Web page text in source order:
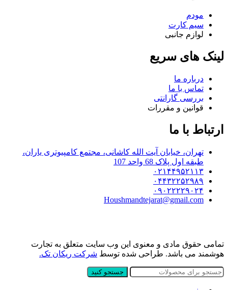
مودم
سیم کارت
لوازم جانبی
لینک های سریع
درباره ما
تماس با ما
بررسی گارانتی
قوانین و مقررات
ارتباط با ما
تهران، خیابان آیت الله کاشانی، مجتمع کامپیوتری یاران،
طبقه اول پلاک 68 واحد 107
۰۲۱۴۴۹۵۲۱۱۳
۰۴۴۳۲۲۵۲۹۸۹
۰۹۰۲۲۲۲۹۰۲۴
Houshmandtejarat@gmail.com
تمامی حقوق مادی و معنوی این وب سایت متعلق به تجارت
هوشمند می باشد. طراحی شده توسط شرکت ریکان تک.
جستجو کنید